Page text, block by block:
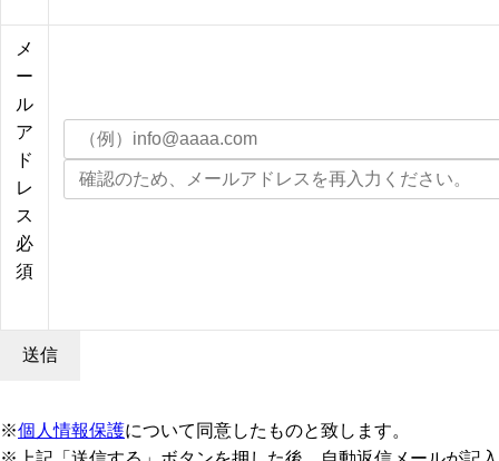
メ
ー
ル
ア
ド
レ
ス
必
須
※個人情報保護について同意したものと致します。